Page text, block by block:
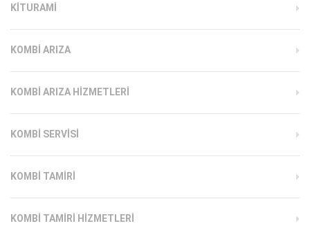
KITURAMI
KOMBI ARIZA
KOMBI ARIZA HIZMETLERI
KOMBI SERVISI
KOMBI TAMIRI
KOMBI TAMIRI HIZMETLERI